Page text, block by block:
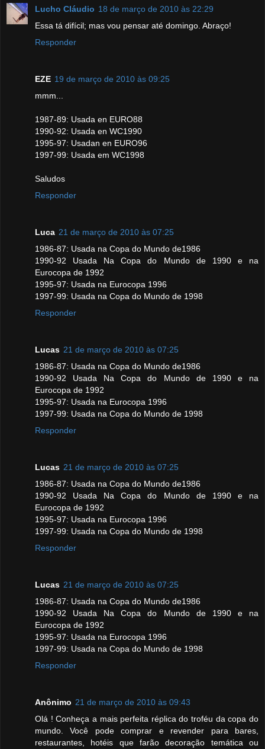
Lucho Cláudio 18 de março de 2010 às 22:29
Essa tá difícil; mas vou pensar até domingo. Abraço!
Responder
EZE 19 de março de 2010 às 09:25
mmm...
1987-89: Usada en EURO88
1990-92: Usada en WC1990
1995-97: Usadan en EURO96
1997-99: Usada em WC1998
Saludos
Responder
Luca 21 de março de 2010 às 07:25
1986-87: Usada na Copa do Mundo de1986
1990-92 Usada Na Copa do Mundo de 1990 e na
Eurocopa de 1992
1995-97: Usada na Eurocopa 1996
1997-99: Usada na Copa do Mundo de 1998
Responder
Lucas 21 de março de 2010 às 07:25
1986-87: Usada na Copa do Mundo de1986
1990-92 Usada Na Copa do Mundo de 1990 e na
Eurocopa de 1992
1995-97: Usada na Eurocopa 1996
1997-99: Usada na Copa do Mundo de 1998
Responder
Lucas 21 de março de 2010 às 07:25
1986-87: Usada na Copa do Mundo de1986
1990-92 Usada Na Copa do Mundo de 1990 e na
Eurocopa de 1992
1995-97: Usada na Eurocopa 1996
1997-99: Usada na Copa do Mundo de 1998
Responder
Lucas 21 de março de 2010 às 07:25
1986-87: Usada na Copa do Mundo de1986
1990-92 Usada Na Copa do Mundo de 1990 e na
Eurocopa de 1992
1995-97: Usada na Eurocopa 1996
1997-99: Usada na Copa do Mundo de 1998
Responder
Anônimo 21 de março de 2010 às 09:43
Olá ! Conheça a mais perfeita réplica do troféu da copa do
mundo. Você pode comprar e revender para bares,
restaurantes, hotéis que farão decoração temática ou